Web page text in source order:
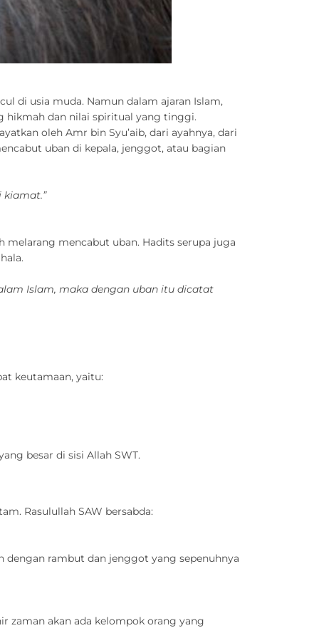
di usia muda. Namun dalam ajaran Islam,
hikmah dan nilai spiritual yang tinggi.
oleh Amr bin Syu’aib, dari ayahnya, dari
uban di kepala, jenggot, atau bagian
kiamat.”
melarang mencabut uban. Hadits serupa juga
Islam, maka dengan uban itu dicatat
keutamaan, yaitu:
besar di sisi Allah SWT.
Rasulullah SAW bersabda:
rambut dan jenggot yang sepenuhnya
zaman akan ada kelompok orang yang